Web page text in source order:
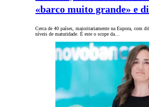
«barco muito grande» e
Cerca de 40 países, maioritariamente na Eupora, com
níveis de maturidade. É este o scope da…